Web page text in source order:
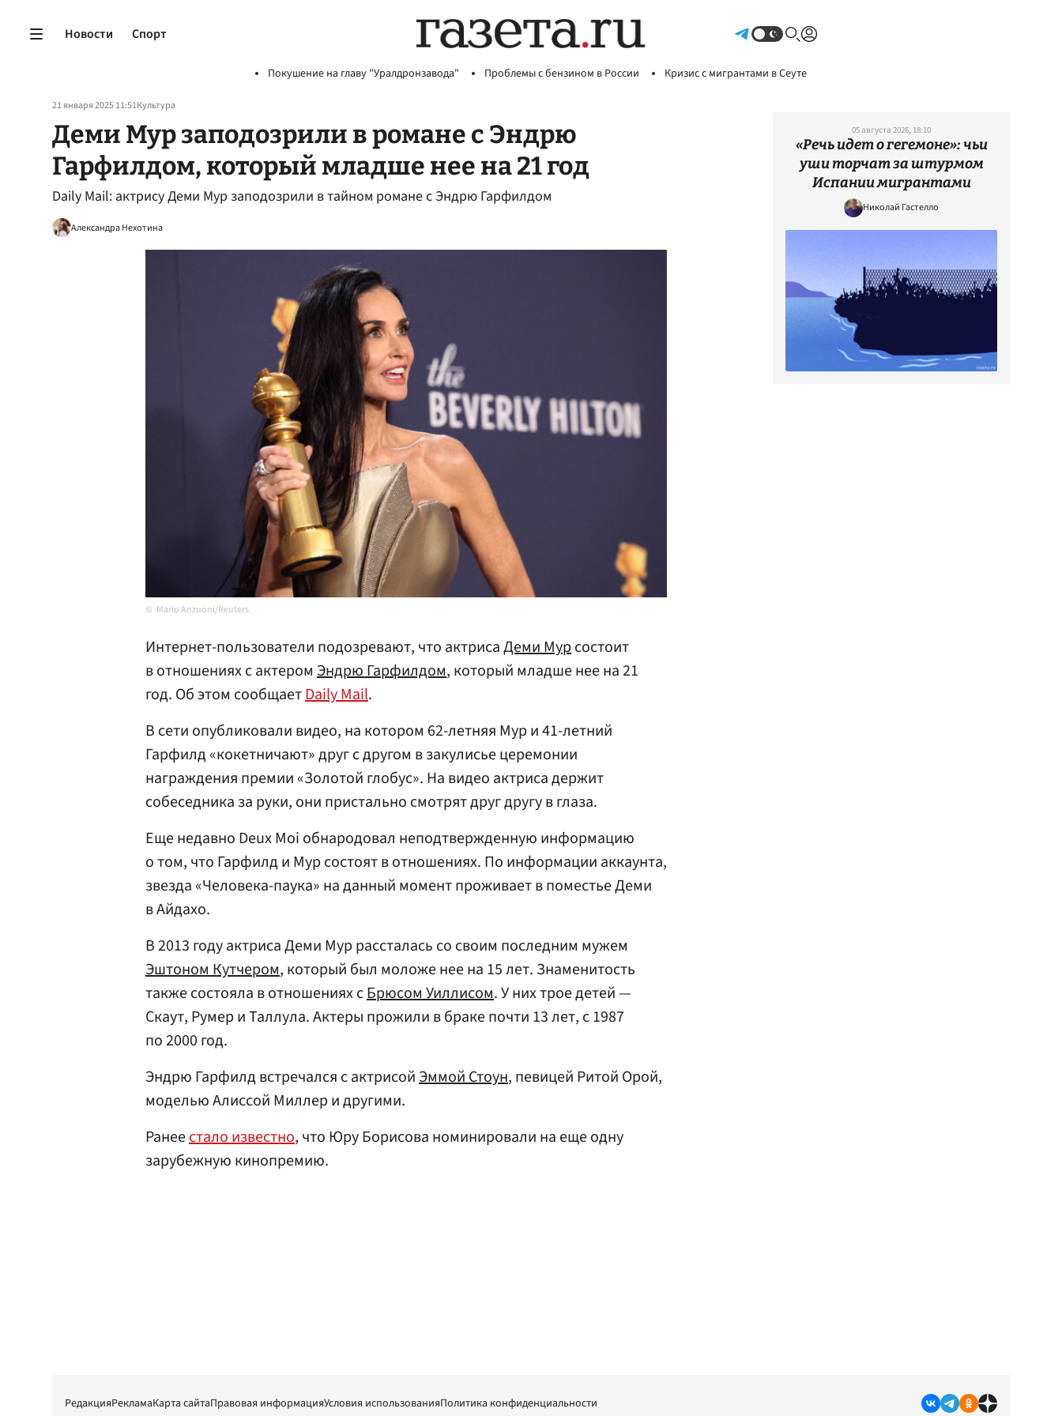
Новости Спорт
Покушение на главу "Уралдронзавода" Проблемы с бензином в России Кризис с мигрантами в Сеуте
21 января 2025 11:51Культура
Деми Мур заподозрили в романе с Эндрю
Гарфилдом, который младше нее на 21 год
Daily Mail: актрису Деми Мур заподозрили в тайном романе с Эндрю Гарфилдом
Александра Нехотина
Mario Anzuoni/Reuters
Интернет-пользователи подозревают, что актрисаДеми Мурсостоит
в отношениях с актером Эндрю Гарфилдом, который младше нее на 21
год. Об этом сообщаетDaily Mail.
В сети опубликовали видео, на котором 62-летняя Мур и 41-летний
Гарфилд «кокетничают» друг с другом в закулисье церемонии
награждения премии «Золотой глобус». На видео актриса держит
собеседника за руки, они пристально смотрят друг другу в глаза.
Еще недавно Deux Moi обнародовал неподтвержденную информацию
о том, что Гарфилд и Мур состоят в отношениях. По информации аккаунта,
звезда «Человека-паука» на данный момент проживает в поместье Деми
в Айдахо.
В 2013 году актриса Деми Мур рассталась со своим последним мужем
Эштоном Кутчером, который был моложе нее на 15 лет. Знаменитость
также состояла в отношениях сБрюсом Уиллисом. У них трое детей —
Скаут, Румер и Таллула. Актеры прожили в браке почти 13 лет, с 1987
по 2000 год.
Эндрю Гарфилд встречался с актрисойЭммой Стоун, певицей Ритой Орой,
моделью Алиссой Миллер и другими.
Ранеестало известно, что Юру Борисова номинировали на еще одну
зарубежную кинопремию.
05 августа 2026, 18:10
«Речь идет о гегемоне»: чьи
уши торчат за штурмом
Испании мигрантами
Николай Гастелло
РедакцияРекламаКарта сайтаПравовая информацияУсловия использованияПолитика конфиденциальности